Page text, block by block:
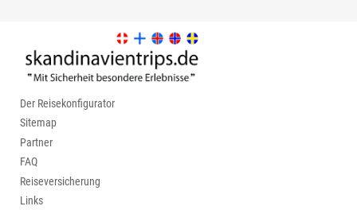
Der Reisekonfigurator
Sitemap
Partner
FAQ
Reiseversicherung
Links